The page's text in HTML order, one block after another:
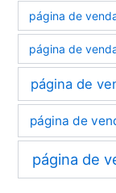
página de
página de
página de
página de
página de